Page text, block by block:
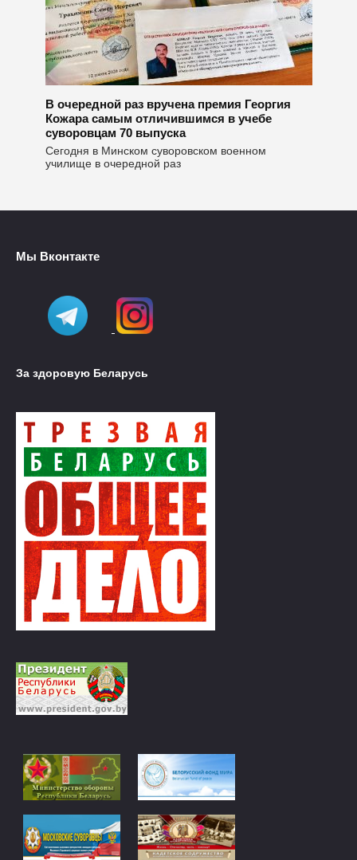
В очередной раз вручена премия Георгия
Кожара самым отличившимся в учебе
суворовцам 70 выпуска
Сегодня в Минском суворовском военном
училище в очередной раз
Мы Вконтакте
За здоровую Беларусь